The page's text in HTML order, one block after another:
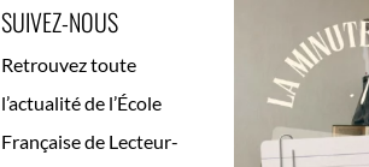
SUIVEZ-NOUS
Retrouvez toute
l’actualité de l’École
Française de Lecteur-